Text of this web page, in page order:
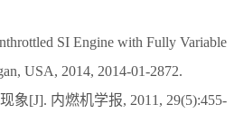
SI Engine with Fully Variable
USA, 2014, 2014-01-2872.
[J]. 内燃机学报, 2011, 29(5):455-